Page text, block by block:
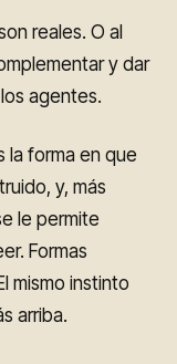
reales. O al
y dar
agentes.
la forma en que
y, más
le permite
Formas
mismo instinto
arriba.